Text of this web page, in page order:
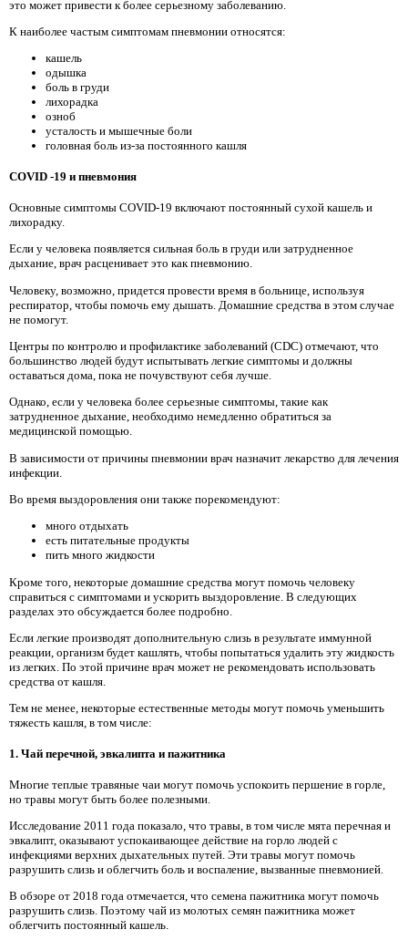
это может привести к более серьезному заболеванию.
К наиболее частым симптомам пневмонии относятся:
кашель
одышка
боль в груди
лихорадка
озноб
усталость и мышечные боли
головная боль из-за постоянного кашля
COVID -19 и пневмония
Основные симптомы COVID-19 включают постоянный сухой кашель и
лихорадку.
Если у человека появляется сильная боль в груди или затрудненное
дыхание, врач расценивает это как пневмонию.
Человеку, возможно, придется провести время в больнице, используя
респиратор, чтобы помочь ему дышать. Домашние средства в этом случае
не помогут.
Центры по контролю и профилактике заболеваний (CDC) отмечают, что
большинство людей будут испытывать легкие симптомы и должны
оставаться дома, пока не почувствуют себя лучше.
Однако, если у человека более серьезные симптомы, такие как
затрудненное дыхание, необходимо немедленно обратиться за
медицинской помощью.
В зависимости от причины пневмонии врач назначит лекарство для лечения
инфекции.
Во время выздоровления они также порекомендуют:
много отдыхать
есть питательные продукты
пить много жидкости
Кроме того, некоторые домашние средства могут помочь человеку
справиться с симптомами и ускорить выздоровление. В следующих
разделах это обсуждается более подробно.
Если легкие производят дополнительную слизь в результате иммунной
реакции, организм будет кашлять, чтобы попытаться удалить эту жидкость
из легких. По этой причине врач может не рекомендовать использовать
средства от кашля.
Тем не менее, некоторые естественные методы могут помочь уменьшить
тяжесть кашля, в том числе:
1. Чай перечной, эвкалипта и пажитника
Многие теплые травяные чаи могут помочь успокоить першение в горле,
но травы могут быть более полезными.
Исследование 2011 года показало, что травы, в том числе мята перечная и
эвкалипт, оказывают успокаивающее действие на горло людей с
инфекциями верхних дыхательных путей. Эти травы могут помочь
разрушить слизь и облегчить боль и воспаление, вызванные пневмонией.
В обзоре от 2018 года отмечается, что семена пажитника могут помочь
разрушить слизь. Поэтому чай из молотых семян пажитника может
облегчить постоянный кашель.